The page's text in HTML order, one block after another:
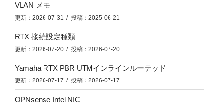
VLAN メモ
更新：2026-07-31 / 投稿：2025-06-21
RTX 接続設定種類
更新：2026-07-20 / 投稿：2026-07-20
Yamaha RTX PBR UTMインラインルーテッド
更新：2026-07-17 / 投稿：2026-07-17
OPNsense Intel NIC